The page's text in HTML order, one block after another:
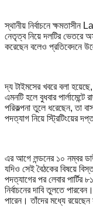
স্থানীয় নির্বাচনে
নেতৃত্ব নিয়ে দলটির ভেতরে
করেছেন বলেও প্রতিবেদনে
দ্য টাইমসের খবরে বলা
এমনটি হলে বুধবার
পরিকল্পনা তুলে ধরেছেন, তা
পদত্যাগ নিয়ে স্ট্রিটিংয়ের
এর আগে লন্ডনের ১০ নম্বর
যদিও সেই বৈঠকের বিষয়ে
পদত্যাগের পর লেবার পার্টির
নির্বাচনের দাবি তুলতে
পারেন। তাঁদের মধ্যে